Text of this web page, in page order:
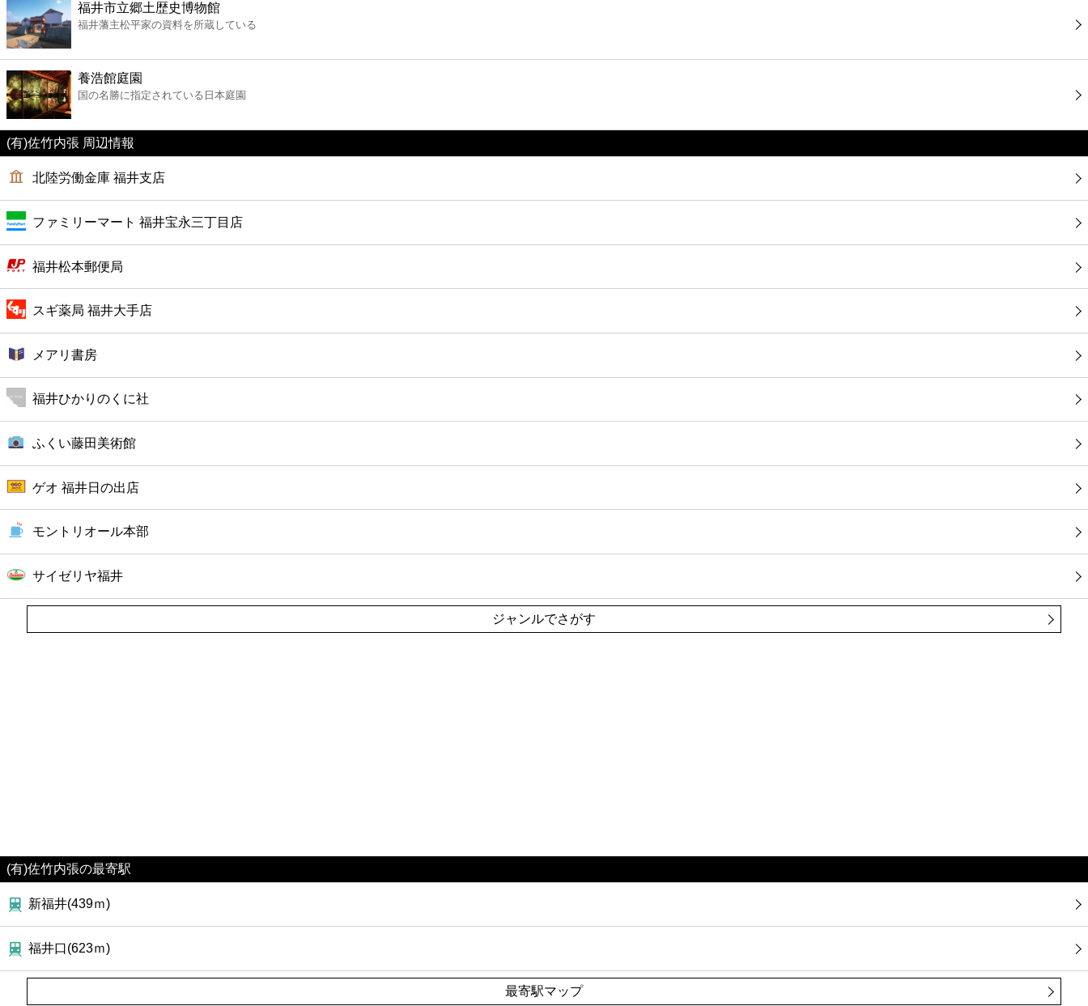
ファミレス
ファーストフード
カフェ
ショッピング
公共
病院
ホテル
福井市立郷土歴史博物館
福井藩主松平家の資料を所蔵している
養浩館庭園
国の名勝に指定されている日本庭園
(有)佐竹内張 周辺情報
北陸労働金庫 福井支店
ファミリーマート 福井宝永三丁目店
福井松本郵便局
スギ薬局 福井大手店
メアリ書房
福井ひかりのくに社
ふくい藤田美術館
ゲオ 福井日の出店
モントリオール本部
サイゼリヤ福井
ジャンルでさがす
(有)佐竹内張の最寄駅
新福井(439ｍ)
福井口(623ｍ)
最寄駅マップ